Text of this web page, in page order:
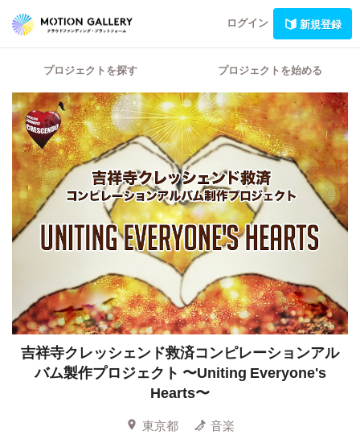
ログイン 新規登録
プロジェクトを探す プロジェクトを始める
吉祥寺クレッシェンド救済コンピレーションアル
バム製作プロジェクト 〜Uniting Everyone's
Hearts〜
東京都
音楽